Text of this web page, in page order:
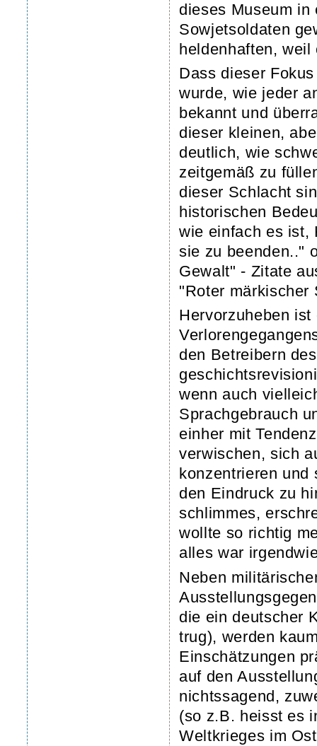
dieses Museum in
Sowjetsoldaten
heldenhaften,
Dass dieser
wurde, wie jeder
bekannt und
dieser kleinen,
deutlich, wie
zeitgemäß zu
dieser Schlacht
historischen
wie einfach es ist,
sie zu beenden.."
Gewalt" - Zitate
"Roter märkischer
Hervorzuheben
den Betreibern
wenn auch
Sprachgebrauch
einher mit
verwischen, sich
konzentrieren
den Eindruck zu
schlimmes,
wollte so richtig
alles war
Neben
die ein deutscher
trug), werden
Einschätzungen
auf den
nichtssagend,
(so z.B. heisst es
Weltkrieges im